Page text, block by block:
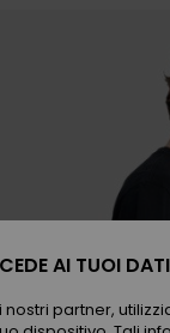
AI TUOI
partner,